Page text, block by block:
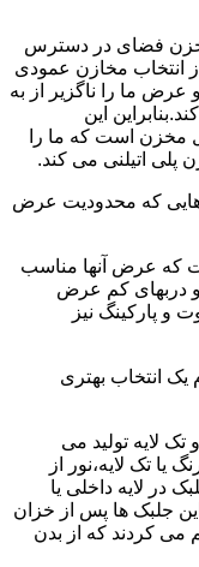
مخزن فضای در دسترس
انتخاب مخازن عمودی
ما را ناگزیر از به
این
مخزن است که ما را
پلی اتیلنی می کند.
هایی که محدودیت عرض
که عرض آنها مناسب
و دربهای کم عرض
و پارکینگ نیز
یک انتخاب بهتری
لایه تولید می
تک لایه،نور از
در لایه داخلی یا
جلبک ها پس از خزان
می کردند که از بدن